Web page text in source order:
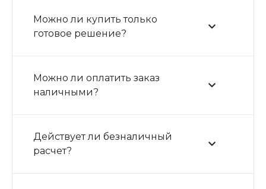
Можно ли купить только
готовое решение?
Можно ли оплатить заказ
наличными?
Действует ли безналичный
расчет?